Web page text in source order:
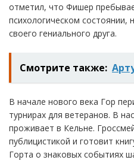
отметил, что Фишер
психологическом состоянии,
своего гениального друга.
Смотрите также:
В начале нового века Гор
турнирах для ветеранов. В
проживает в Кельне.
публицистикой и готовит
Горта о знаковых событиях